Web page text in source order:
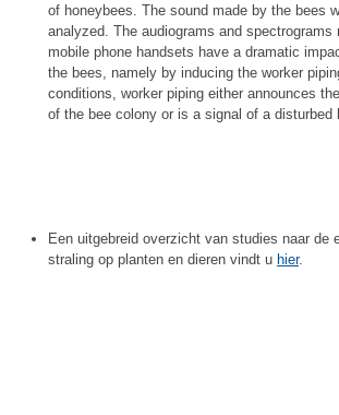
of honeybees. The sound made by the bees
analyzed. The audiograms and
mobile phone handsets have a dramatic
the bees, namely by inducing the worker
conditions, worker piping either announces
of the bee colony or is a signal of a disturbed
Een uitgebreid overzicht van studies naar de
straling op planten en dieren vindt u hier.